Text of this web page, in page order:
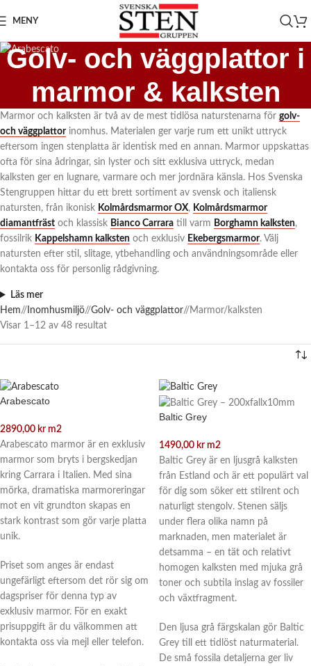
MENY
Golv- och väggplattor i
marmor & kalksten
Marmor och kalksten är två av de mest tidlösa naturstenarna för golv-
och väggplattorinomhus. Materialen ger varje rum ett unikt uttryck
eftersom ingen stenplatta är identisk med en annan. Marmor uppskattas
ofta för sina ådringar, sin lyster och sitt exklusiva uttryck, medan
kalksten ger en lugnare, varmare och mer jordnära känsla. Hos Svenska
Stengruppen hittar du ett brett sortiment av svensk och italiensk
natursten, från ikonisk Kolmårdsmarmor OX, Kolmårdsmarmor
diamantfräst och klassisk Bianco Carrara till varm Borghamn kalksten,
fossilrik Kappelshamn kalksten och exklusiv Ekebergsmarmor. Välj
natursten efter stil, slitage, ytbehandling och användningsområde eller
kontakta oss för personlig rådgivning.
Läs mer
Hem/ Inomhusmiljö/ Golv- och väggplattor/ Marmor/kalksten
Visar 1–12 av 48 resultat
Arabescato
2890,00 kr m2
Arabescato marmor är en exklusiv
marmor som bryts i bergskedjan
kring Carrara i Italien. Med sina
mörka, dramatiska marmoreringar
mot en vit grundton skapas en
stark kontrast som gör varje platta
unik.
Priset som anges är endast
ungefärligt eftersom det rör sig om
dagspriser för denna typ av
exklusiv marmor. För en exakt
prisuppgift är du välkommen att
kontakta oss via mejl eller telefon.
Baltic Grey
1490,00 kr m2
Baltic Grey är en ljusgrå kalksten
från Estland och är ett populärt val
för dig som söker ett stilrent och
naturligt stengolv. Stenen säljs
under flera olika namn på
marknaden, men materialet är
detsamma – en tät och relativt
homogen kalksten med mjuka grå
toner och subtila inslag av fossiler
och växtfragment.
Den ljusa grå färgskalan gör Baltic
Grey till ett tidlöst naturmaterial.
De små fossila detaljerna ger liv